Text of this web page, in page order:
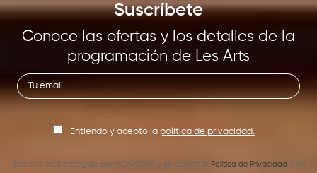
Suscríbete
Conoce las ofertas y los detalles de la
programación de Les Arts
Entiendo y acepto la política de privacidad.
Este sitio está protegido por reCAPTCHA y se aplican la Política de Privacidad y los